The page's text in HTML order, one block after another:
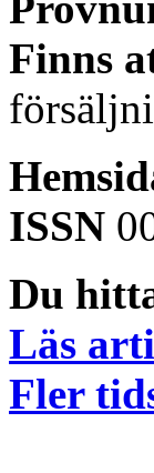
Finns
ISSN
Du
Läs
Fler